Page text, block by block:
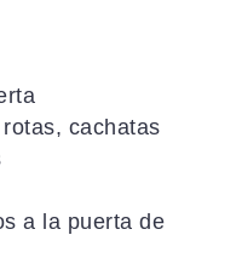
cachatas
a la puerta de